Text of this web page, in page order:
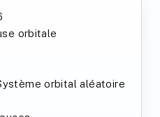
orbitale
orbital aléatoire